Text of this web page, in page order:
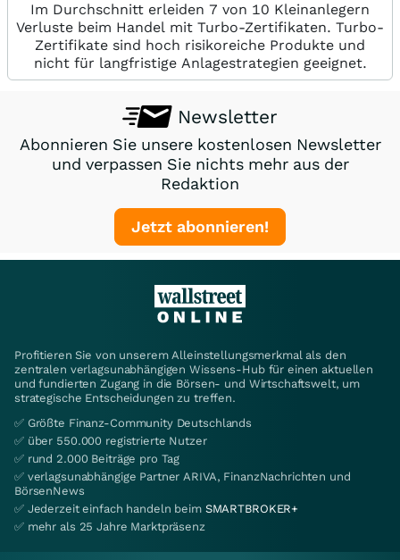
Im Durchschnitt erleiden 7 von 10 Kleinanlegern
Verluste beim Handel mit Turbo-Zertifikaten. Turbo-
Zertifikate sind hoch risikoreiche Produkte und
nicht für langfristige Anlagestrategien geeignet.
Newsletter
Abonnieren Sie unsere kostenlosen Newsletter
und verpassen Sie nichts mehr aus der
Redaktion
Jetzt abonnieren!
Profitieren Sie von unserem Alleinstellungsmerkmal als den
zentralen verlagsunabhängigen Wissens-Hub für einen aktuellen
und fundierten Zugang in die Börsen- und Wirtschaftswelt, um
strategische Entscheidungen zu treffen.
✅ Größte Finanz-Community Deutschlands
✅ über 550.000 registrierte Nutzer
✅ rund 2.000 Beiträge pro Tag
✅ verlagsunabhängige Partner ARIVA, FinanzNachrichten und
BörsenNews
✅ Jederzeit einfach handeln beim SMARTBROKER+
✅ mehr als 25 Jahre Marktpräsenz